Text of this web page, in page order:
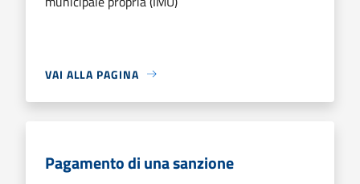
VAI ALLA PAGINA
Pagamento di una sanzione